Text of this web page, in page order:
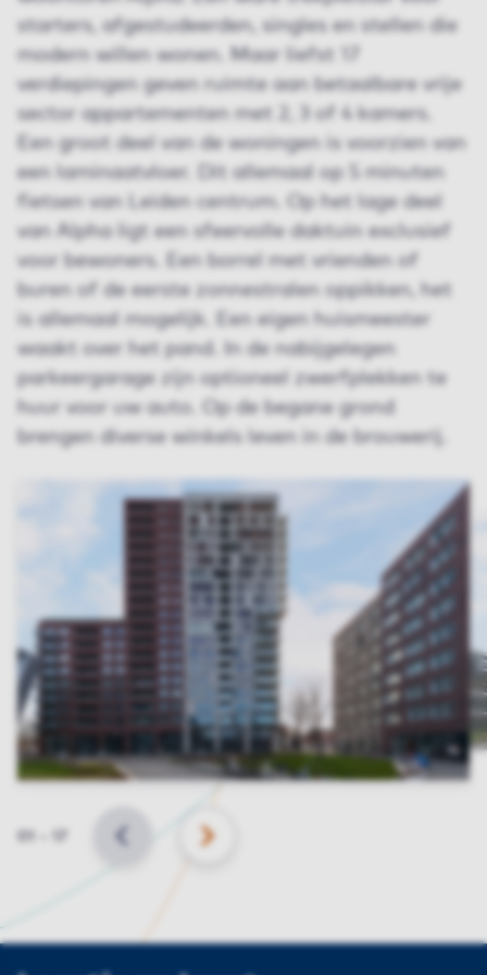
starters, afgestudeerden, singles en stellen die
modern willen wonen. Maar liefst 17
verdiepingen geven ruimte aan betaalbare vrije
sector appartementen met 2, 3 of 4 kamers.
Een groot deel van de woningen is voorzien van
een laminaatvloer. Dit allemaal op 5 minuten
fietsen van Leiden centrum. Op het lage deel
van Alpha ligt een sfeervolle daktuin exclusief
voor bewoners. Een borrel met vrienden of
buren of de eerste zonnestralen oppikken, het
is allemaal mogelijk. Een eigen huismeester
waakt over het pand. In de nabijgelegen
parkeergarage zijn optioneel zwerfplekken te
huur voor uw auto. Op de begane grond
brengen diverse winkels leven in de brouwerij.
Slide
VORIGE VOLGENDE